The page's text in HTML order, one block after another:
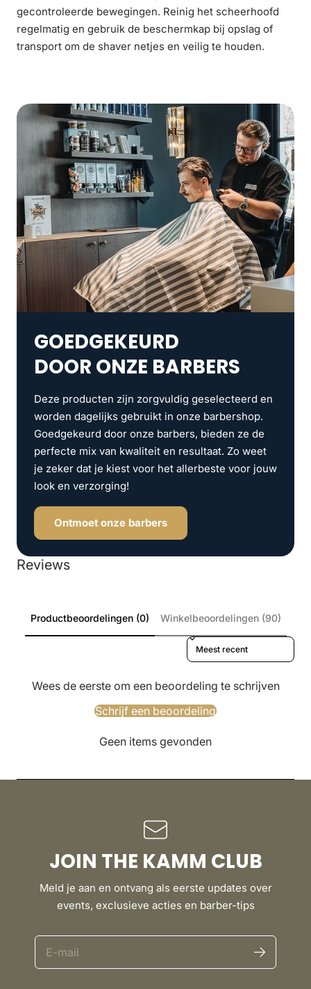
gecontroleerde bewegingen. Reinig het scheerhoofd
regelmatig en gebruik de beschermkap bij opslag of
transport om de shaver netjes en veilig te houden.
GOEDGEKEURD
DOOR ONZE BARBERS
Deze producten zijn zorgvuldig geselecteerd en
worden dagelijks gebruikt in onze barbershop.
Goedgekeurd door onze barbers, bieden ze de
perfecte mix van kwaliteit en resultaat. Zo weet
je zeker dat je kiest voor het allerbeste voor jouw
look en verzorging!
Ontmoet onze barbers
Reviews
Productbeoordelingen (0) Winkelbeoordelingen (90)
Sort reviews by
Wees de eerste om een beoordeling te schrijven
Schrijf een beoordeling
Geen items gevonden
JOIN THE KAMM CLUB
Meld je aan en ontvang als eerste updates over
events, exclusieve acties en barber-tips